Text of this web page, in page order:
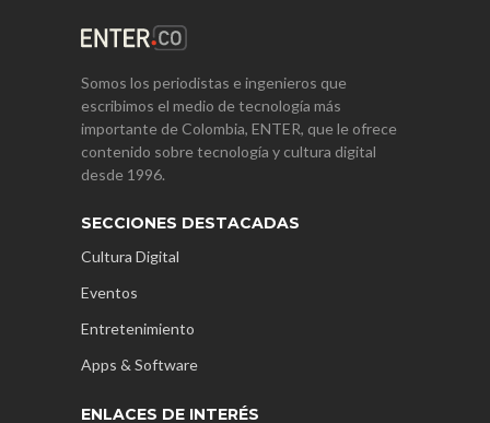
Somos los periodistas e ingenieros que
escribimos el medio de tecnología más
importante de Colombia, ENTER, que le ofrece
contenido sobre tecnología y cultura digital
desde 1996.
SECCIONES DESTACADAS
Cultura Digital
Eventos
Entretenimiento
Apps & Software
ENLACES DE INTERÉS